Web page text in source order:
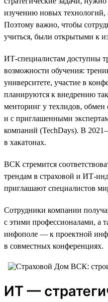
изучению новых технологий,
Поэтому важно, чтобы
учиться, были открытыми к
ИТ-специалистам доступны
возможности обучения:
университете, участие в
планируются к внедрению
менторинг у техлидов,
и с приглашенными
компаний (TechDays). В
в хакатонах.
ВСК стремится
трендам в страховой и ИТ-
приглашают специалистов
Сотрудники компании
с этими профессионалами, а
инфополе — к проектной
в совместных конференциях.
ИТ —